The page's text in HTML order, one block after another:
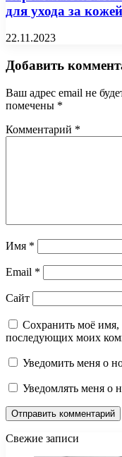
для ухода за кожей
22.11.2023
Добавить
Ваш адрес email не
помечены *
Комментарий *
Имя *
Email *
Сайт
Сохранить моё имя,
последующих моих
Уведомить меня о
Уведомлять меня о
Свежие записи